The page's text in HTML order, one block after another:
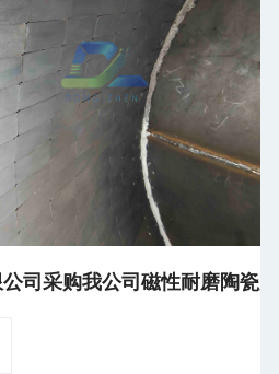
司采购我公司磁性耐磨陶瓷